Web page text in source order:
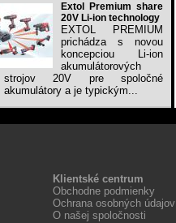
Extol Premium share
20V Li-ion technology
EXTOL PREMIUM
prichádza s novou
koncepciou Li-ion
akumulátorových
strojov 20V pre spoločné
akumulátory a je typickým...
Klientské centrum
Obchodne podmienky
Ochrana osobných údajov
O našej spoločnosti